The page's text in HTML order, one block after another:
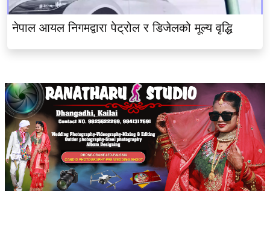
नेपाल आयल निगमद्वारा पेट्रोल र डिजेलको मूल्य वृद्धि